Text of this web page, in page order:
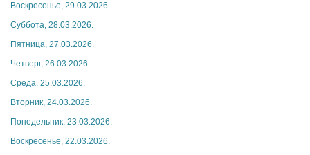
Воскресенье, 29.03.2026.
Суббота, 28.03.2026.
Пятница, 27.03.2026.
Четверг, 26.03.2026.
Среда, 25.03.2026.
Вторник, 24.03.2026.
Понедельник, 23.03.2026.
Воскресенье, 22.03.2026.